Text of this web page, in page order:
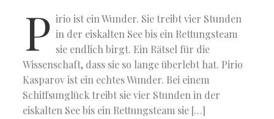
P irio ist ein Wunder. Sie treibt vier Stunden
in der eiskalten See bis ein Rettungsteam
sie endlich birgt. Ein Rätsel für die
Wissenschaft, dass sie so lange überlebt hat. Pirio
Kasparov ist ein echtes Wunder. Bei einem
Schiffsunglück treibt sie vier Stunden in der
eiskalten See bis ein Rettungsteam sie […]